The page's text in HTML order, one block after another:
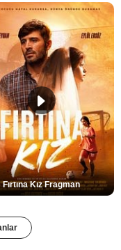
Fırtına Kız Fragman